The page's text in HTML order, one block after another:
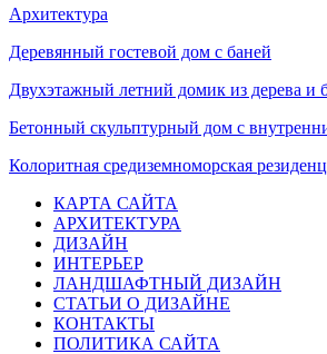
Архитектура
Деревянный гостевой дом с баней
Двухэтажный летний домик из дерева и
Бетонный скульптурный дом с
Колоритная средиземноморская
КАРТА САЙТА
АРХИТЕКТУРА
ДИЗАЙН
ИНТЕРЬЕР
ЛАНДШАФТНЫЙ ДИЗАЙН
СТАТЬИ О ДИЗАЙНЕ
КОНТАКТЫ
ПОЛИТИКА САЙТА